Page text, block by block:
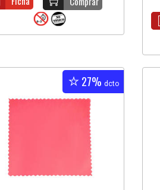
27% dcto